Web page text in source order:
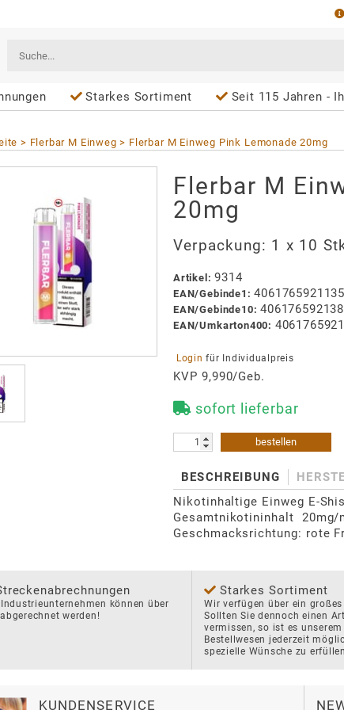
Starkes Sortiment Seit 115 Jahren -
Flerbar M Einweg Flerbar M Einweg Pink Lemonade 20mg
Flerbar M
20mg
Verpackung: 1 x 10
Artikel : 9314
EAN/Gebinde1 : 4061765921135
EAN/Gebinde10:
EAN/Umkarton400:
Login für Individualpreis
KVP 9,990/Geb.
sofort lieferbar
bestellen
BESCHREIBUNG
Nikotinhaltige Einweg E-
Gesamtnikotininhalt  20mg/
Geschmacksrichtung: rote
können über
werden!
Starkes Sortiment
Wir verfügen über ein
Sollten Sie dennoch einen
vermissen, so ist es unserem
Bestellwesen jederzeit
spezielle Wünsche zu
KUNDENSERVICE